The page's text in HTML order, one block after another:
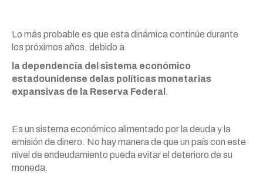
Lo más probable es que esta dinámica continúe durante
los próximos años, debido a
la dependencia del sistema económico
estadounidense delas políticas monetarias
expansivas de la Reserva Federal .
Es un sistema económico alimentado por la deuda y la
emisión de dinero. No hay manera de que un país con este
nivel de endeudamiento pueda evitar el deterioro de su
moneda.